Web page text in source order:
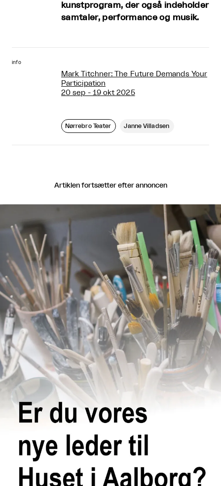
kunstprogram, der også indeholder
samtaler, performance og musik.
info
Mark Titchner: The Future Demands Your
Participation
20 sep - 19 okt 2025
Nørrebro Teater Janne Villadsen
Artiklen fortsætter efter annoncen